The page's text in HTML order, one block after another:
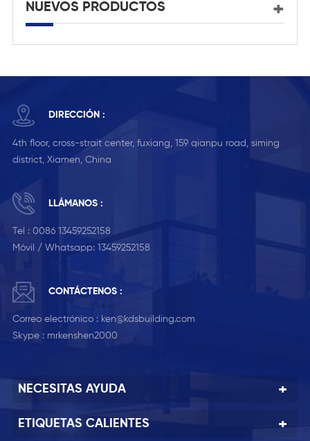
NUEVOS PRODUCTOS
DIRECCIÓN :
4th floor, cross-strait center, fuxiang, 159 qianpu road, siming
district, Xiamen, China
LLÁMANOS :
Tel : 0086 13459252158
Móvil / Whatsapp: 13459252158
CONTÁCTENOS :
Correo electrónico : ken@kdsbuilding.com
Skype : mrkenshen2000
NECESITAS AYUDA
ETIQUETAS CALIENTES